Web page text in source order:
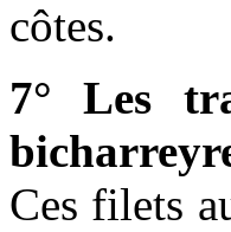
côtes.
7° Les
Ces filets